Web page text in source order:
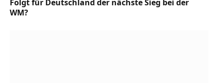
Folgt für Deutschland der nächste Sieg bei der
WM?